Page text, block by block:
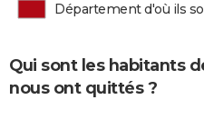
Département d'où ils
Qui sont les habitants
nous ont quittés ?